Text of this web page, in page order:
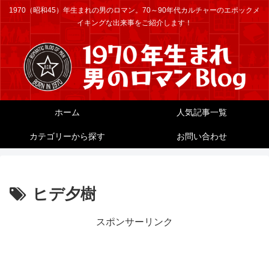
1970（昭和45）年生まれの男のロマン。70～90年代カルチャーのエポックメ
イキングな出来事をご紹介します！
ホーム 人気記事一覧
カテゴリーから探す お問い合わせ
ヒデ夕樹
スポンサーリンク